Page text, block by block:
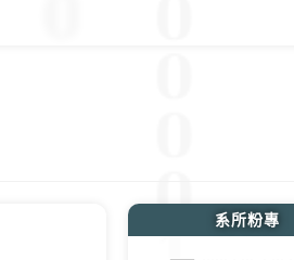
系所粉專